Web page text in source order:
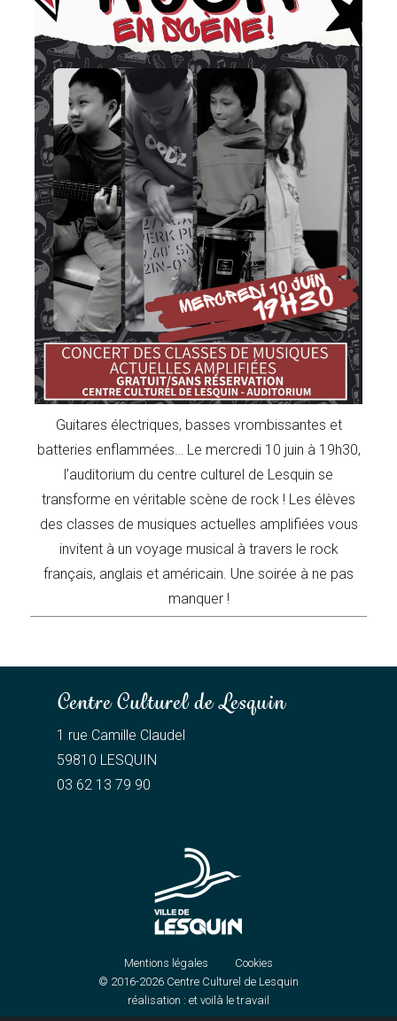
Guitares électriques, basses vrombissantes et
batteries enflammées… Le mercredi 10 juin à 19h30,
l’auditorium du centre culturel de Lesquin se
transforme en véritable scène de rock ! Les élèves
des classes de musiques actuelles amplifiées vous
invitent à un voyage musical à travers le rock
français, anglais et américain. Une soirée à ne pas
manquer !
Centre Culturel de Lesquin
1 rue Camille Claudel
59810 LESQUIN
03 62 13 79 90
Mentions légales
Cookies
© 2016-2026 Centre Culturel de Lesquin
réalisation : et voilà le travail